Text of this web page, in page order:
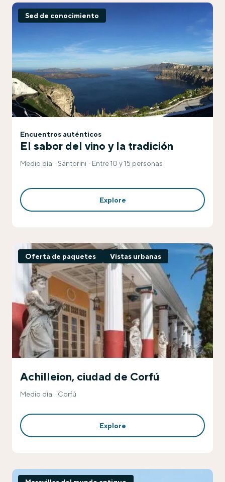
Sed de conocimiento
Encuentros auténticos
El sabor del vino y la tradición
Medio día Santorini Entre 10 y 15 personas
Explore
Oferta de paquetes Vistas urbanas
Achilleion, ciudad de Corfú
Medio día Corfú
Explore